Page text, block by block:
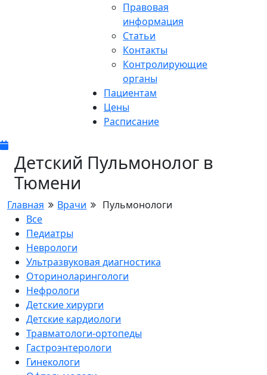
Правовая
информация
Статьи
Контакты
Контролирующие
органы
Пациентам
Цены
Расписание
Детский Пульмонолог в
Тюмени
Главная Врачи
Пульмонологи
Все
Педиатры
Неврологи
Ультразвуковая диагностика
Оториноларингологи
Нефрологи
Детские хирурги
Детские кардиологи
Травматологи-ортопеды
Гастроэнтерологи
Гинекологи